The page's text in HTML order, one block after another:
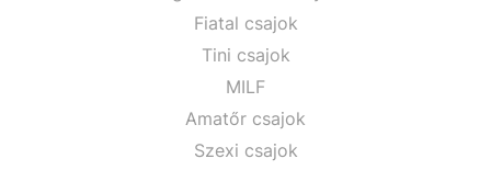
Fiatal csajok
Tini csajok
MILF
Amatőr csajok
Szexi csajok